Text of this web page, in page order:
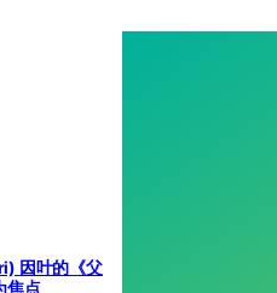
因叶的《父
焦点